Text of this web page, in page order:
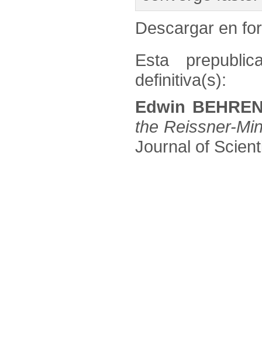
Descargar en
Esta
definitiva(s):
Edwin
the Reissner-
Journal of